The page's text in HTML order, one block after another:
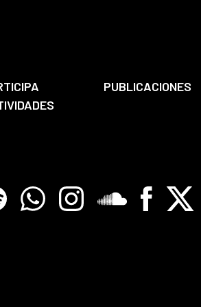
PUBLICACIONES
WhatsappInstagramSoundcloreFacebook
X